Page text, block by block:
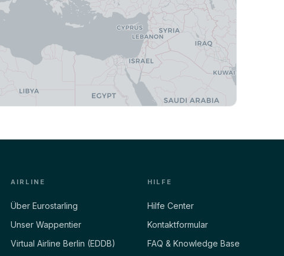
AIRLINE
Über Eurostarling
Unser Wappentier
Virtual Airline Berlin (EDDB)
HILFE
Hilfe Center
Kontaktformular
FAQ & Knowledge Base